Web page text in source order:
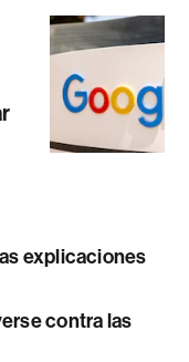
explicaciones
contra las